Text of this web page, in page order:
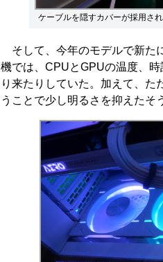
ケーブルを隠すカバーが採用さ
そして、今年のモデルで新た
機では、CPUとGPUの温度、
り来たりしていた。加えて、た
うことで少し明るさを抑えたそ